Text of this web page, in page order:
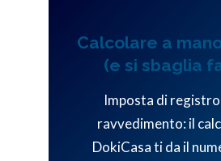
Calcolare a
(e si sbaglia
Imposta di
ravvedimento: il
DokiCasa ti da il